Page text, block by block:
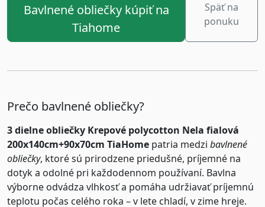
Bavlnené obliečky kúpiť na
Tiahome
Späť na
ponuku
Prečo bavlnené obliečky?
3 dielne obliečky Krepové polycotton Nela fialová
200x140cm+90x70cm TiaHome patria medzi bavlnené
obliečky, ktoré sú prirodzene priedušné, príjemné na
dotyk a odolné pri každodennom používaní. Bavlna
výborne odvádza vlhkosť a pomáha udržiavať príjemnú
teplotu počas celého roka – v lete chladí, v zime hreje.